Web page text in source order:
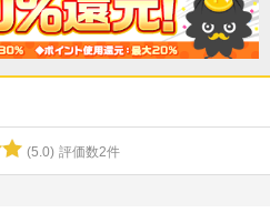
(5.0) 評価数2件